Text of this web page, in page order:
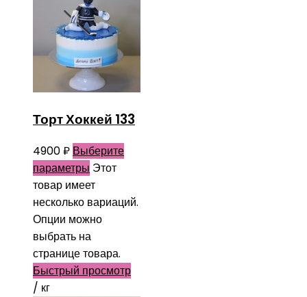
Торт Хоккей 133
4900₽ Выберите
параметры Этот
товар имеет
несколько вариаций.
Опции можно
выбрать на
странице товара.
Быстрый просмотр
/ кг